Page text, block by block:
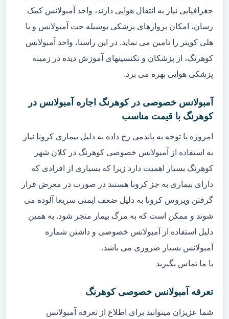
جغرافیایی نیاز به انتقال هوایی دارند، واحد آمبولانس کمک
رسان، امکان پروازهای پزشکی بوسیله جت آمبولانس و یا
هلی کوپتر را تامین می نماید. در این راستا، واحد آمبولانس
کوهرنگ، از پزشکان و تکنسینهای آموزش دیده در زمینه
پزشکی هوایی بهره می برد.
آمبولانس خصوصی در کوهرنگ اجاره آمبولانس در
کوهرنگ با قیمت مناسب
امروزه با توجه به پاندمی رخ داده به دلیل بیماری کرونا نیاز
به استفاده از آمبولانس خصوصی کوهرنگ در کلان شهر
کوهرنگ بسیار اهمیت دارد زیرا که بسیاری از افرادی که
دارای بیماری به جز کرونا هستند در صورت در معرض قرار
گرفتن ویروس کرونا به دلیل ضعف ایمنی سریعا آلوده می
شوند و ممکن است که به مرگ بیمار منجر شود. به همین
دلیل استفاده از آمبولانس خصوصی و داشتن شماره
آمبولانس بسیار ضروری می باشد.
با ما تماس بگیرید
تعرفه آمبولانس خصوصی کوهرنگ
شما عزیزان میتوانید برای اطلاع از تعرفه آمبولانس